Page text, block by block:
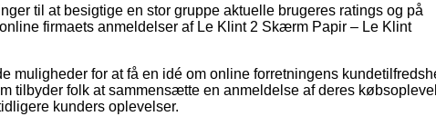
til at besigtige en stor gruppe aktuelle brugeres ratings og på
firmaets anmeldelser af Le Klint 2 Skærm Papir – Le Klint
muligheder for at få en idé om online forretningens
tilbyder folk at sammensætte en anmeldelse af deres
kunders oplevelser.